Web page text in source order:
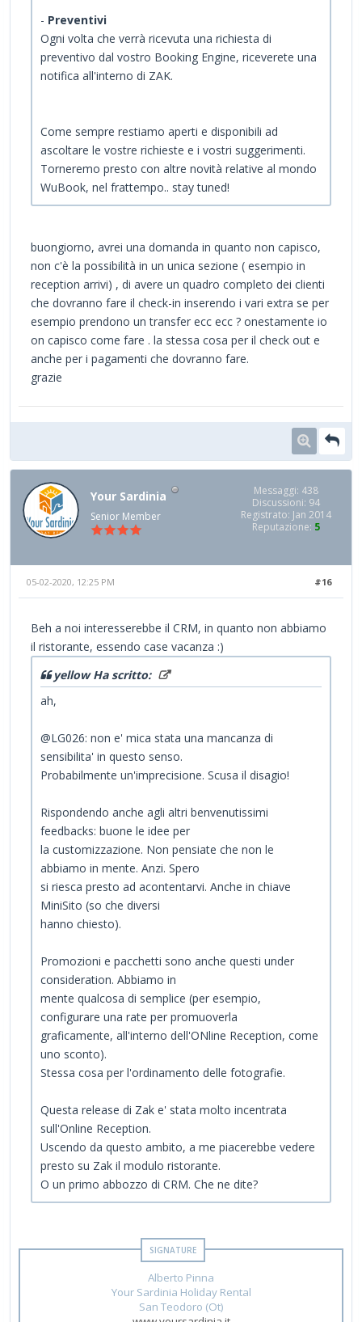
- Preventivi
Ogni volta che verrà ricevuta una richiesta di
preventivo dal vostro Booking Engine, riceverete una
notifica all'interno di ZAK.
Come sempre restiamo aperti e disponibili ad
ascoltare le vostre richieste e i vostri suggerimenti.
Torneremo presto con altre novità relative al mondo
WuBook, nel frattempo.. stay tuned!
buongiorno, avrei una domanda in quanto non capisco,
non c'è la possibilità in un unica sezione ( esempio in
reception arrivi) , di avere un quadro completo dei clienti
che dovranno fare il check-in inserendo i vari extra se per
esempio prendono un transfer ecc ecc ? onestamente io
on capisco come fare . la stessa cosa per il check out e
anche per i pagamenti che dovranno fare.
grazie
Your Sardinia
Senior Member
Messaggi: 438
Discussioni: 94
Registrato: Jan 2014
Reputazione: 5
#16
05-02-2020, 12:25 PM
Beh a noi interesserebbe il CRM, in quanto non abbiamo
il ristorante, essendo case vacanza :)
yellow Ha scritto:
ah,
@LG026: non e' mica stata una mancanza di
sensibilita' in questo senso.
Probabilmente un'imprecisione. Scusa il disagio!
Rispondendo anche agli altri benvenutissimi
feedbacks: buone le idee per
la customizzazione. Non pensiate che non le
abbiamo in mente. Anzi. Spero
si riesca presto ad acontentarvi. Anche in chiave
MiniSito (so che diversi
hanno chiesto).
Promozioni e pacchetti sono anche questi under
consideration. Abbiamo in
mente qualcosa di semplice (per esempio,
configurare una rate per promuoverla
graficamente, all'interno dell'ONline Reception, come
uno sconto).
Stessa cosa per l'ordinamento delle fotografie.
Questa release di Zak e' stata molto incentrata
sull'Online Reception.
Uscendo da questo ambito, a me piacerebbe vedere
presto su Zak il modulo ristorante.
O un primo abbozzo di CRM. Che ne dite?
Alberto Pinna
Your Sardinia Holiday Rental
San Teodoro (Ot)